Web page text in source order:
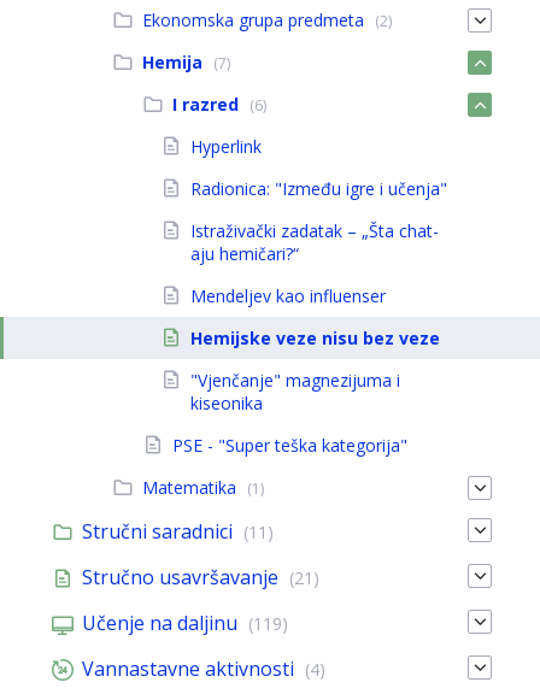
Ekonomska grupa predmeta (2)
Hemija (7)
I razred (6)
Hyperlink
Radionica: "Između igre i učenja"
Istraživački zadatak – „Šta chat-
aju hemičari?“
Mendeljev kao influenser
Hemijske veze nisu bez veze
"Vjenčanje" magnezijuma i
kiseonika
PSE - "Super teška kategorija"
Matematika
(1)
Stručni saradnici (11)
Stručno usavršavanje (21)
Učenje na daljinu (119)
Vannastavne aktivnosti (4)